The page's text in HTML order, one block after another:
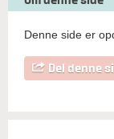
Denne side er
Del denne